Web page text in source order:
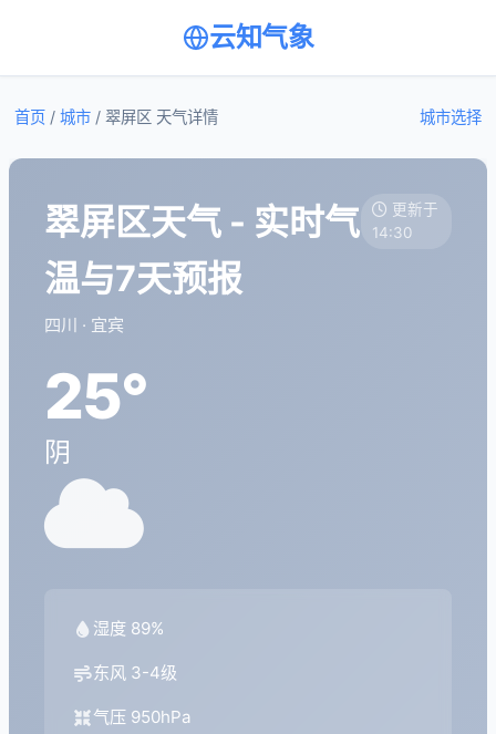
云知气象
城市选择
首页 / 城市 / 翠屏区 天气详情
翠屏区天气 - 实时气
温与7天预报
四川 · 宜宾
更新于
14:30
25°
阴
湿度 89%
东风 3-4级
气压 950hPa